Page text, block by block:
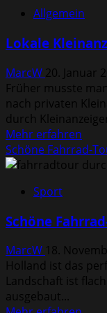
hat
ein
Allgemein
Lokale
MarcW 20. Januar
Früher musste
nach privaten
durch
Mehr erfahren
über
Schöne Fahrrad-
Sport
Schöne
MarcW 18.
Holland ist das
Landschaft ist
ausgebaut...